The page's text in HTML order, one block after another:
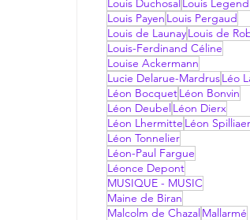
Louis Duchosal Louis
Louis Payen Louis Pergaud
Louis de LaunayLouis de
Louis-Ferdinand Céline
Louise Ackermann
Lucie Delarue-MardrusLéo
Léon BocquetLéon Bonvin
Léon Deubel Léon Dierx
Léon Lhermitte Léon
Léon Tonnelier
Léon-Paul Fargue
Léonce Depont
MUSIQUE - MUSIC
Maine de Biran
Malcolm de Chazal Mallarmé